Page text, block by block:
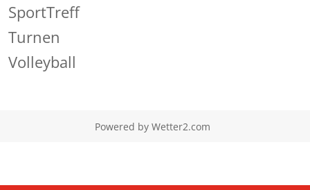
SportTreff
Turnen
Volleyball
Powered by Wetter2.com